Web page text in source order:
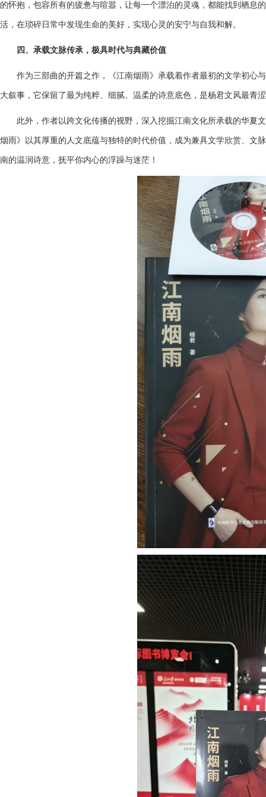
的怀抱，包容所有的疲惫与喧嚣，让每一个漂泊的灵魂，都能找到栖息
活，在琐碎日常中发现生命的美好，实现心灵的安宁与自我和解。
四、承载文脉传承，极具时代与典藏价值
作为三部曲的开篇之作，《江南烟雨》承载着作者最初的文学初心
大叙事，它保留了最为纯粹、细腻、温柔的诗意底色，是杨君文风最青
此外，作者以跨文化传播的视野，深入挖掘江南文化所承载的华夏
烟雨》以其厚重的人文底蕴与独特的时代价值，成为兼具文学欣赏、文
南的温润诗意，抚平你内心的浮躁与迷茫！